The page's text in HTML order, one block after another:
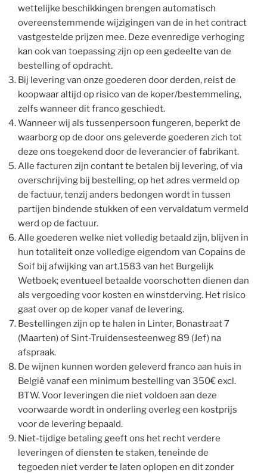
wettelijke beschikkingen brengen automatisch
overeenstemmende wijzigingen van de in het contract
vastgestelde prijzen mee. Deze evenredige verhoging
kan ook van toepassing zijn op een gedeelte van de
bestelling of opdracht.
Bij levering van onze goederen door derden, reist de
koopwaar altijd op risico van de koper/bestemmeling,
zelfs wanneer dit franco geschiedt.
Wanneer wij als tussenpersoon fungeren, beperkt de
waarborg op de door ons geleverde goederen zich tot
deze ons toegekend door de leverancier of fabrikant.
Alle facturen zijn contant te betalen bij levering, of via
overschrijving bij bestelling, op het adres vermeld op
de factuur, tenzij anders bedongen wordt in tussen
partijen bindende stukken of een vervaldatum vermeld
werd op de factuur.
Alle goederen welke niet volledig betaald zijn, blijven in
hun totaliteit onze volledige eigendom van Copains de
Soif bij afwijking van art.1583 van het Burgelijk
Wetboek; eventueel betaalde voorschotten dienen dan
als vergoeding voor kosten en winstderving. Het risico
gaat over op de koper vanaf de levering.
Bestellingen zijn op te halen in Linter, Bonastraat 7
(Maarten) of Sint-Truidensesteenweg 89 (Jef) na
afspraak.
De wijnen kunnen worden geleverd franco aan huis in
België vanaf een minimum bestelling van 350€ excl.
BTW. Voor leveringen die niet voldoen aan deze
voorwaarde wordt in onderling overleg een kostprijs
voor de levering bepaald.
Niet-tijdige betaling geeft ons het recht verdere
leveringen of diensten te staken, teneinde de
tegoeden niet verder te laten oplopen en dit zonder